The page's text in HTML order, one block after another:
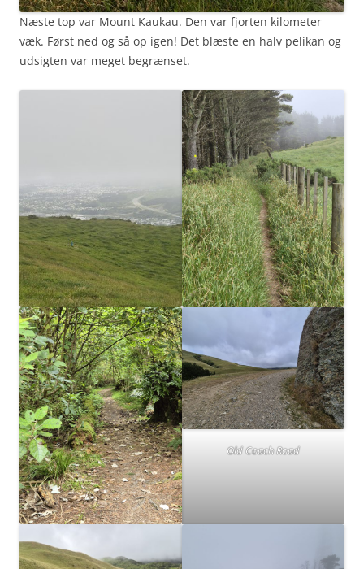
Næste top var Mount Kaukau. Den var fjorten kilometer
væk. Først ned og så op igen! Det blæste en halv pelikan og
udsigten var meget begrænset.
Old Coach Road